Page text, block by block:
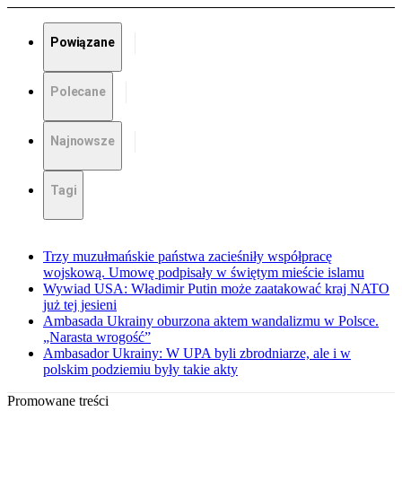
Powiązane
Polecane
Najnowsze
Tagi
Trzy muzułmańskie państwa zacieśniły współpracę
wojskową. Umowę podpisały w świętym mieście islamu
Wywiad USA: Władimir Putin może zaatakować kraj NATO
już tej jesieni
Ambasada Ukrainy oburzona aktem wandalizmu w Polsce.
„Narasta wrogość”
Ambasador Ukrainy: W UPA byli zbrodniarze, ale i w
polskim podziemiu były takie akty
Promowane treści